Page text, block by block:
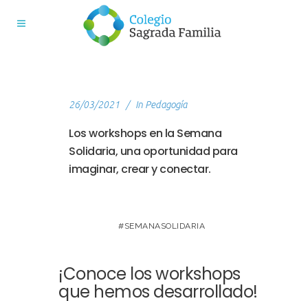
26/03/2021 In Pedagogía
Los workshops en la Semana
Solidaria, una oportunidad para
imaginar, crear y conectar.
#SEMANASOLIDARIA
¡Conoce los workshops
que hemos desarrollado!